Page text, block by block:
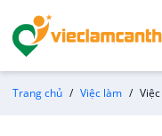
Trang chủ Việc làm